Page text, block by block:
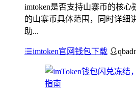
imtoken是否支持山寨币的核
的山寨币具体范围，同时详细
助...
imtoken官网钱包下载